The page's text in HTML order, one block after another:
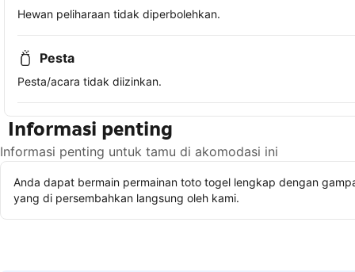
Hewan peliharaan tidak diperbolehkan.
Pesta
Pesta/acara tidak diizinkan.
Informasi penting
Informasi penting untuk tamu di akomodasi ini
Anda dapat bermain permainan toto togel lengkap dengan
yang di persembahkan langsung oleh kami.